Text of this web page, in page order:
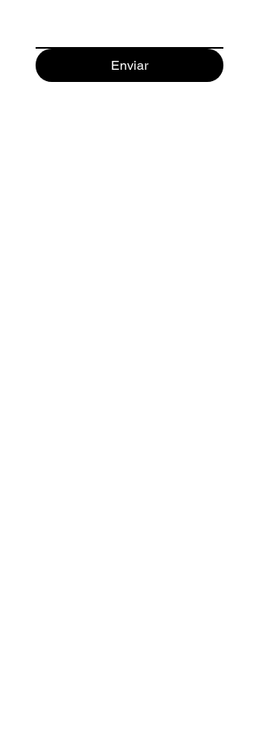
Enviar